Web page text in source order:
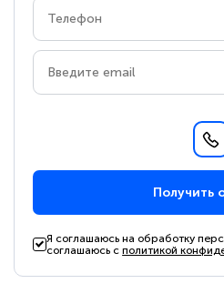
Получить
Я соглашаюсь на обработку
соглашаюсь сполитикой